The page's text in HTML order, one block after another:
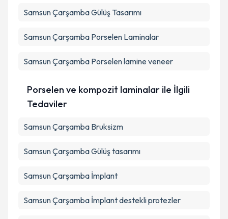
Samsun Çarşamba Gülüş Tasarımı
Samsun Çarşamba Porselen Laminalar
Samsun Çarşamba Porselen lamine veneer
Porselen ve kompozit laminalar ile İlgili
Tedaviler
Samsun Çarşamba Bruksizm
Samsun Çarşamba Gülüş tasarımı
Samsun Çarşamba İmplant
Samsun Çarşamba İmplant destekli protezler